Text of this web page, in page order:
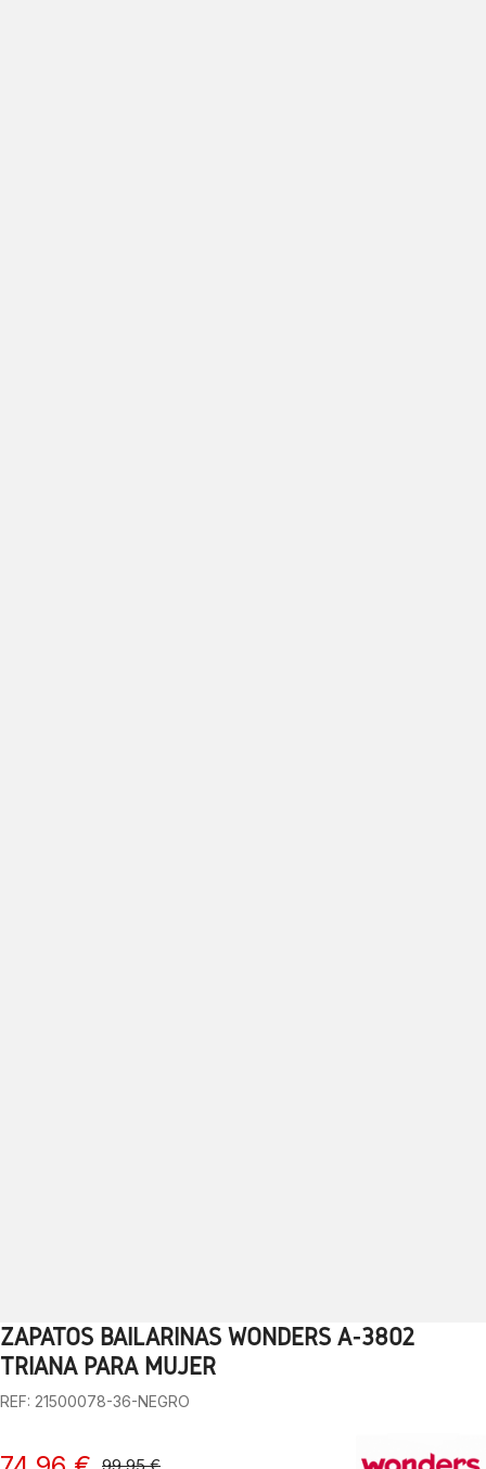
1 2 3 4 5 6 7 8 9 10
ZAPATOS BAILARINAS WONDERS A-3802
TRIANA PARA MUJER
REF: 21500078-36-NEGRO